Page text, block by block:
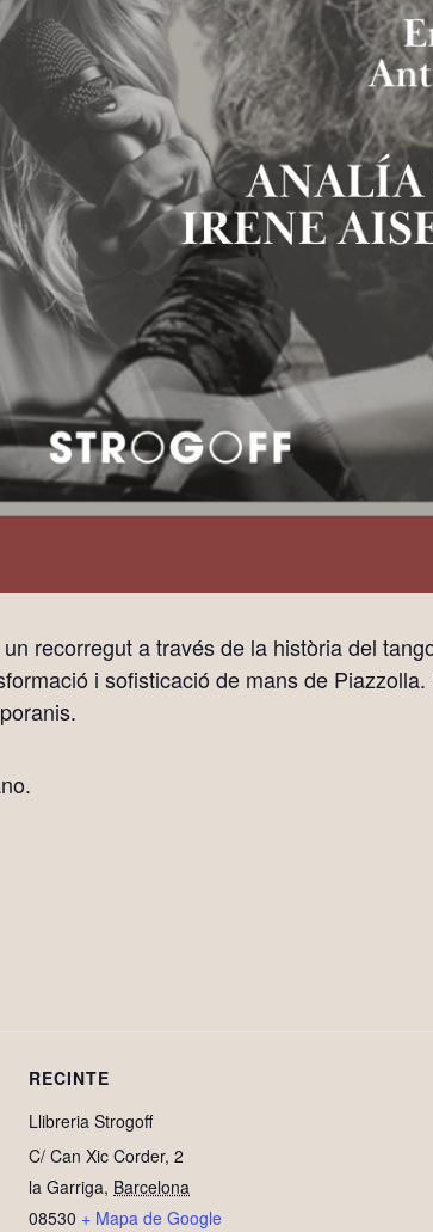
recorregut a través de la història del
i sofisticació de mans de
RECINTE
Llibreria Strogoff
C/ Can Xic Corder, 2
la Garriga, Barcelona
08530 + Mapa de Google